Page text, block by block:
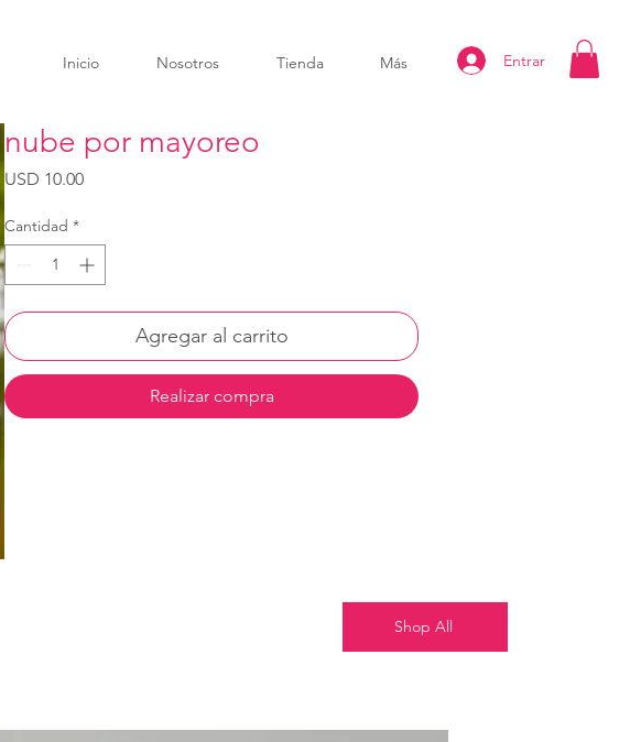
Inicio Nosotros Tienda Más Entrar
nube por mayoreo
USD 10.00Precio
Cantidad *
Agregar al carrito
Realizar compra
Shop All